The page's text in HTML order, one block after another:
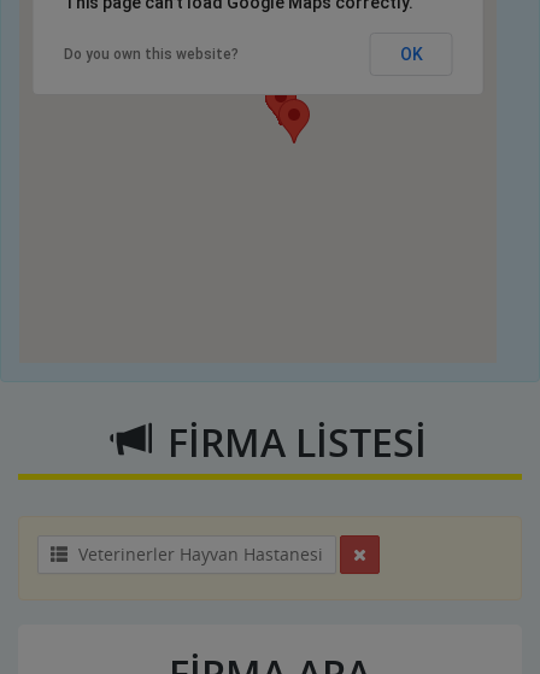
Do you own this website? OK
FİRMA LİSTESİ
Veterinerler Hayvan Hastanesi